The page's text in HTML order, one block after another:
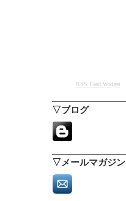
RSS Feed Widget
▽ブログ
▽メールマガジン